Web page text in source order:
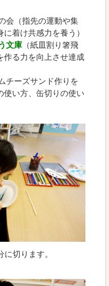
会（指先の運動や集
着け共感力を養う）
文庫 （紙皿割り箸飛
作る力を向上させ達成
チーズサンド作りを
使い方、缶切りの使い
に切ります。